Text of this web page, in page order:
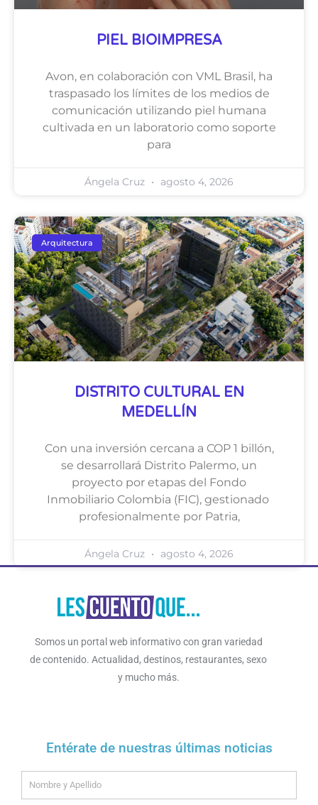
PIEL BIOIMPRESA
Avon, en colaboración con VML Brasil, ha
traspasado los límites de los medios de
comunicación utilizando piel humana
cultivada en un laboratorio como soporte
para
Ángela Cruz agosto 4, 2026
Arquitectura
DISTRITO CULTURAL EN
MEDELLÍN
Con una inversión cercana a COP 1 billón,
se desarrollará Distrito Palermo, un
proyecto por etapas del Fondo
Inmobiliario Colombia (FIC), gestionado
profesionalmente por Patria,
Ángela Cruz agosto 4, 2026
Somos un portal web informativo con gran variedad
de contenido. Actualidad, destinos, restaurantes, sexo
y mucho más.
Entérate de nuestras últimas noticias